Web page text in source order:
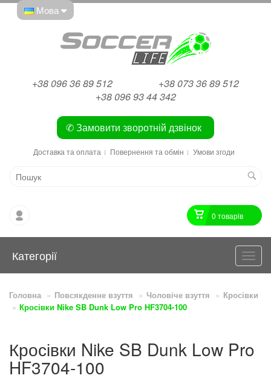
Мова
+38 096 36 89 512
+38 073 36 89 512
+38 096 93 44 342
✆ Замовити зворотній дзвінок
Доставка та оплата Повернення та обмін Умови згоди
0 товарiв
Категорії
Головна Повсякденне взуття Чоловіче взуття
Кросівки
Кросівки Nike SB Dunk Low Pro HF3704-100
Кросівки Nike SB Dunk Low Pro
HF3704-100